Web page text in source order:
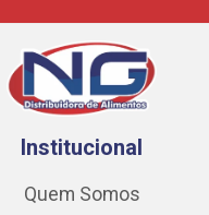
Institucional
Quem Somos